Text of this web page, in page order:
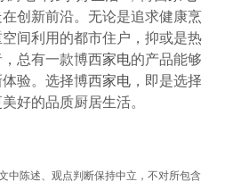
创新前沿。无论是追求健康烹
间利用的都市住户，抑或是热
总有一款博西家电的产品能够
验。选择博西家电 ，即是选择
好的品质厨居生活。
中陈述、观点判断保持中立，不对所包含